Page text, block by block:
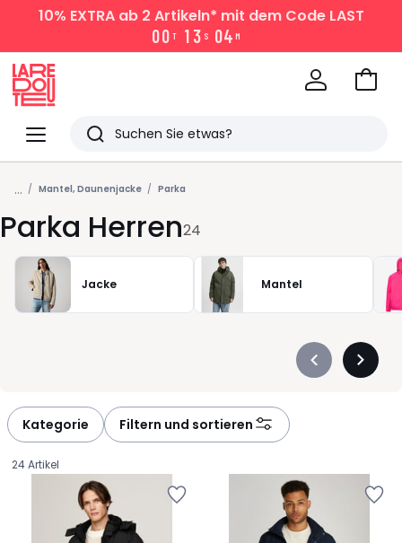
10% EXTRAab 2 Artikeln* mit dem Code LAST
00 T 1 3 S 04 M
Menü
Redoute
Suchen
Zuletzt
angesehen
Artikel
Zum
... Mantel, Daunenjacke Parka
Parka Herren24
Jacke Mantel
Précédent
Kategorie Filtern und sortieren
24 Artikel